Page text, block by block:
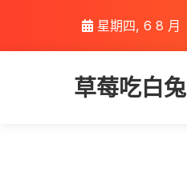
content
星期四, 6 8 月
草莓吃白兔